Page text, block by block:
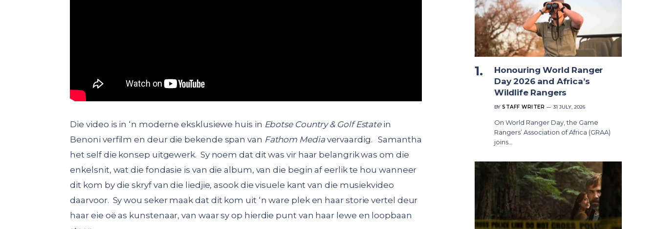
Die video is in ‘n moderne eksklusiewe huis in Ebotse Country & Golf Estatein
Benoni verfilm en deur die bekende span van Fathom Mediavervaardig. Samantha
het self die konsep uitgewerk. Sy noem dat dit was vir haar belangrik was om die
enkelsnit, wat die fondasie is van die album, van die begin af eerlik te hou wanneer
dit kom by die skryf van die liedjie, asook die visuele kant van die musiekvideo
daarvoor. Sy wou seker maak dat dit kom uit ‘n ware plek en haar storie vertel deur
haar eie oë as kunstenaar, van waar sy op hierdie punt van haar lewe en loopbaan
Honouring World Ranger
Day 2026 and Africa’s
Wildlife Rangers
BY STAFF WRITER 31 JULY, 2026
On World Ranger Day, the Game
Rangers’ Association of Africa (GRAA)
joins…